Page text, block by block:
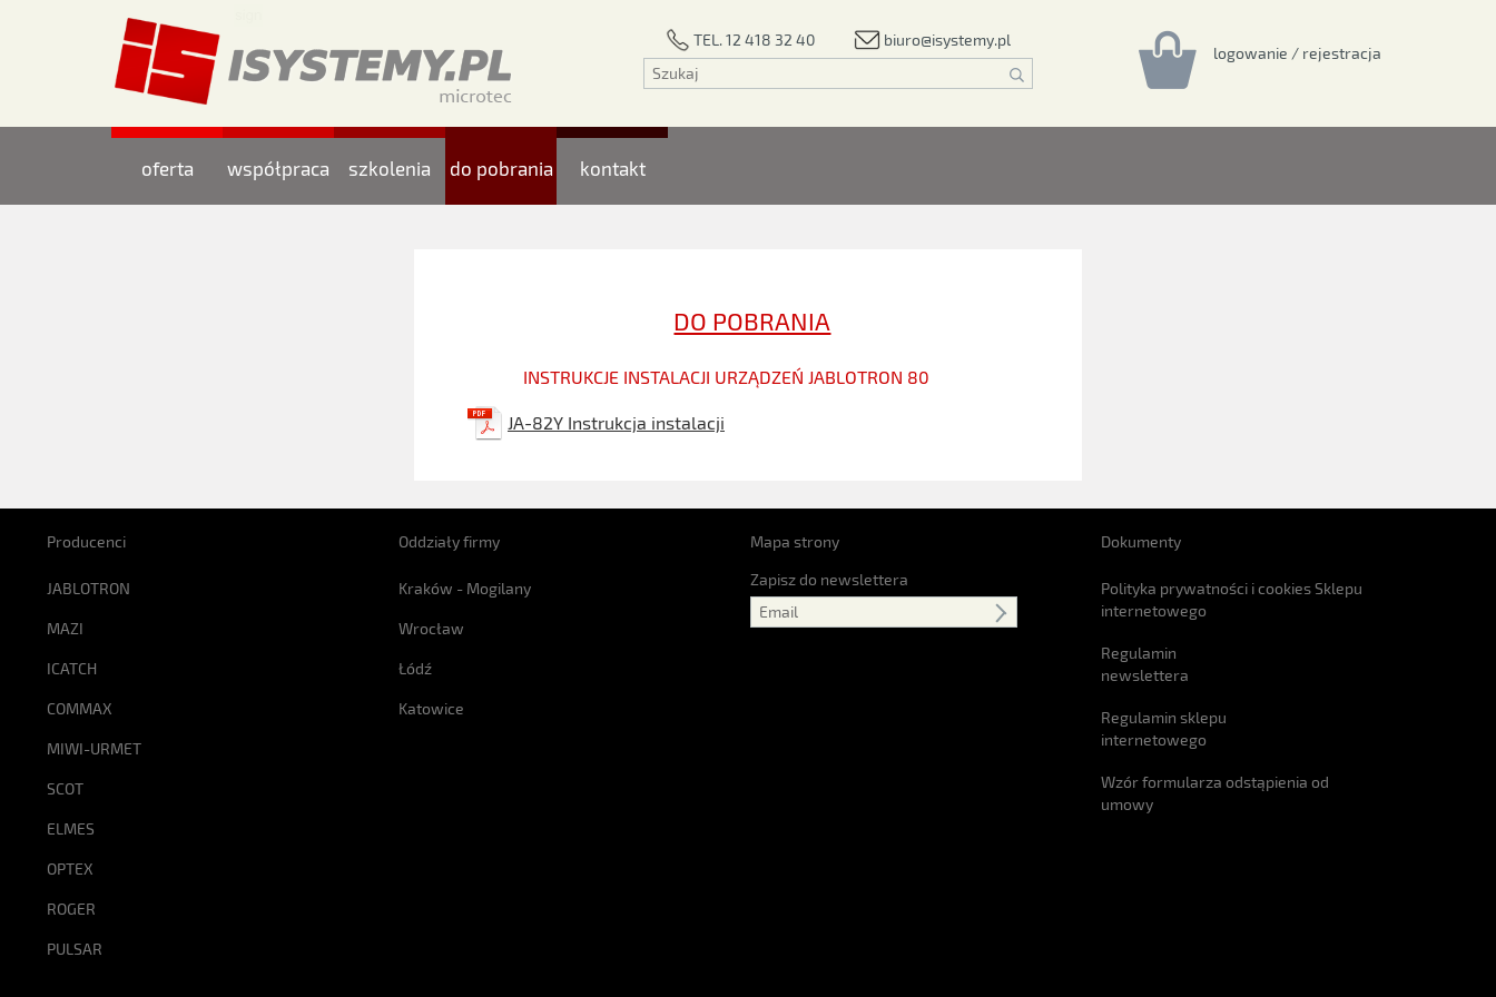
TEL. 12 418 32 40 biuro@isystemy.pl
logowanie / rejestracja
oferta współpraca szkolenia do pobrania kontakt
DO POBRANIA
INSTRUKCJE INSTALACJI URZĄDZEŃ JABLOTRON 80
JA-82Y Instrukcja instalacji
Producenci
JABLOTRON
MAZI
ICATCH
COMMAX
MIWI-URMET
SCOT
ELMES
OPTEX
ROGER
PULSAR
Oddziały firmy
Kraków - Mogilany
Wrocław
Łódź
Katowice
Mapa strony
Zapisz do newslettera
Dokumenty
Polityka prywatności i cookies Sklepu
internetowego
Regulamin
newslettera
Regulamin sklepu
internetowego
Wzór formularza odstąpienia od
umowy